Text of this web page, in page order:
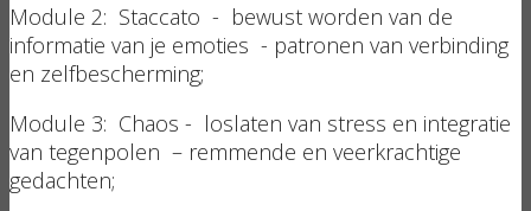
Module 2: Staccato - bewust worden van de
informatie van je emoties - patronen van verbinding
en zelfbescherming;
Module 3: Chaos - loslaten van stress en integratie
van tegenpolen – remmende en veerkrachtige
gedachten;